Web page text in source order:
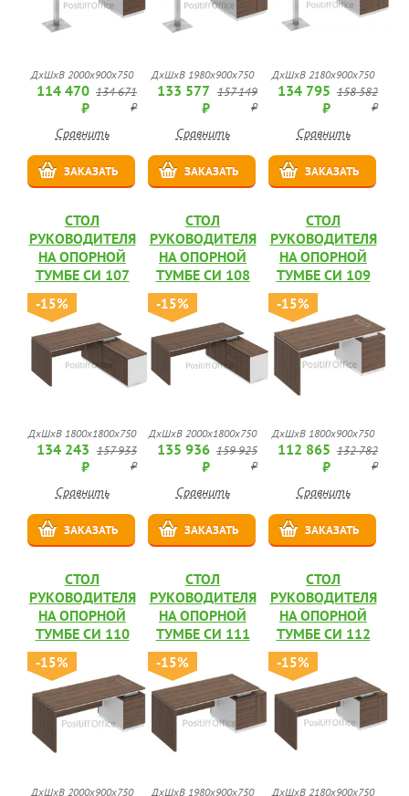
ДхШхВ 2000x900x750
114 470
₽
134 671
₽
Сравнить
ЗАКАЗАТЬ
ДхШхВ 1980x900x750
133 577
₽
157 149
₽
Сравнить
ЗАКАЗАТЬ
ДхШхВ 2180x900x750
134 795
₽
158 582
₽
Сравнить
ЗАКАЗАТЬ
СТОЛ
РУКОВОДИТЕЛЯ
НА ОПОРНОЙ
ТУМБЕ СИ 107
-15%
ДхШхВ 1800x1800x750
134 243
₽
157 933
₽
Сравнить
ЗАКАЗАТЬ
СТОЛ
РУКОВОДИТЕЛЯ
НА ОПОРНОЙ
ТУМБЕ СИ 108
-15%
ДхШхВ 2000x1800x750
135 936
₽
159 925
₽
Сравнить
ЗАКАЗАТЬ
СТОЛ
РУКОВОДИТЕЛЯ
НА ОПОРНОЙ
ТУМБЕ СИ 109
-15%
ДхШхВ 1800x900x750
112 865
₽
132 782
₽
Сравнить
ЗАКАЗАТЬ
СТОЛ
РУКОВОДИТЕЛЯ
НА ОПОРНОЙ
ТУМБЕ СИ 110
-15%
ДхШхВ 2000x900x750
СТОЛ
РУКОВОДИТЕЛЯ
НА ОПОРНОЙ
ТУМБЕ СИ 111
-15%
ДхШхВ 1980x900x750
СТОЛ
РУКОВОДИТЕЛЯ
НА ОПОРНОЙ
ТУМБЕ СИ 112
-15%
ДхШхВ 2180x900x750